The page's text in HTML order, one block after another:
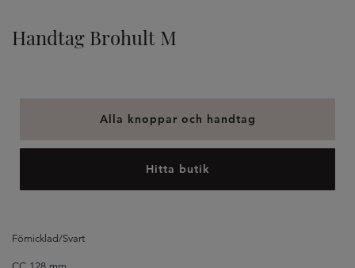
Handtag Brohult M
Alla knoppar och handtag
Hitta butik
Förnicklad/Svart